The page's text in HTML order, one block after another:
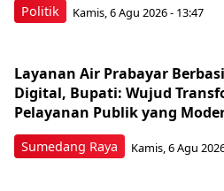
Politik Kamis, 6 Agu 2026 - 13:47
Sumedang Raya
Layanan Air Prabayar
Digital, Bupati: Wujud
Pelayanan Publik yang
Kamis, 6 Agu